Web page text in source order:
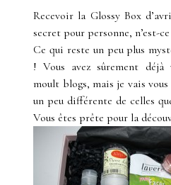
Recevoir la Glossy Box
secret pour personne, n’est-ce
Ce qui reste un peu plus
! Vous avez sûrement
moult blogs, mais je vais
un peu différente de celles
Vous êtes prête pour la